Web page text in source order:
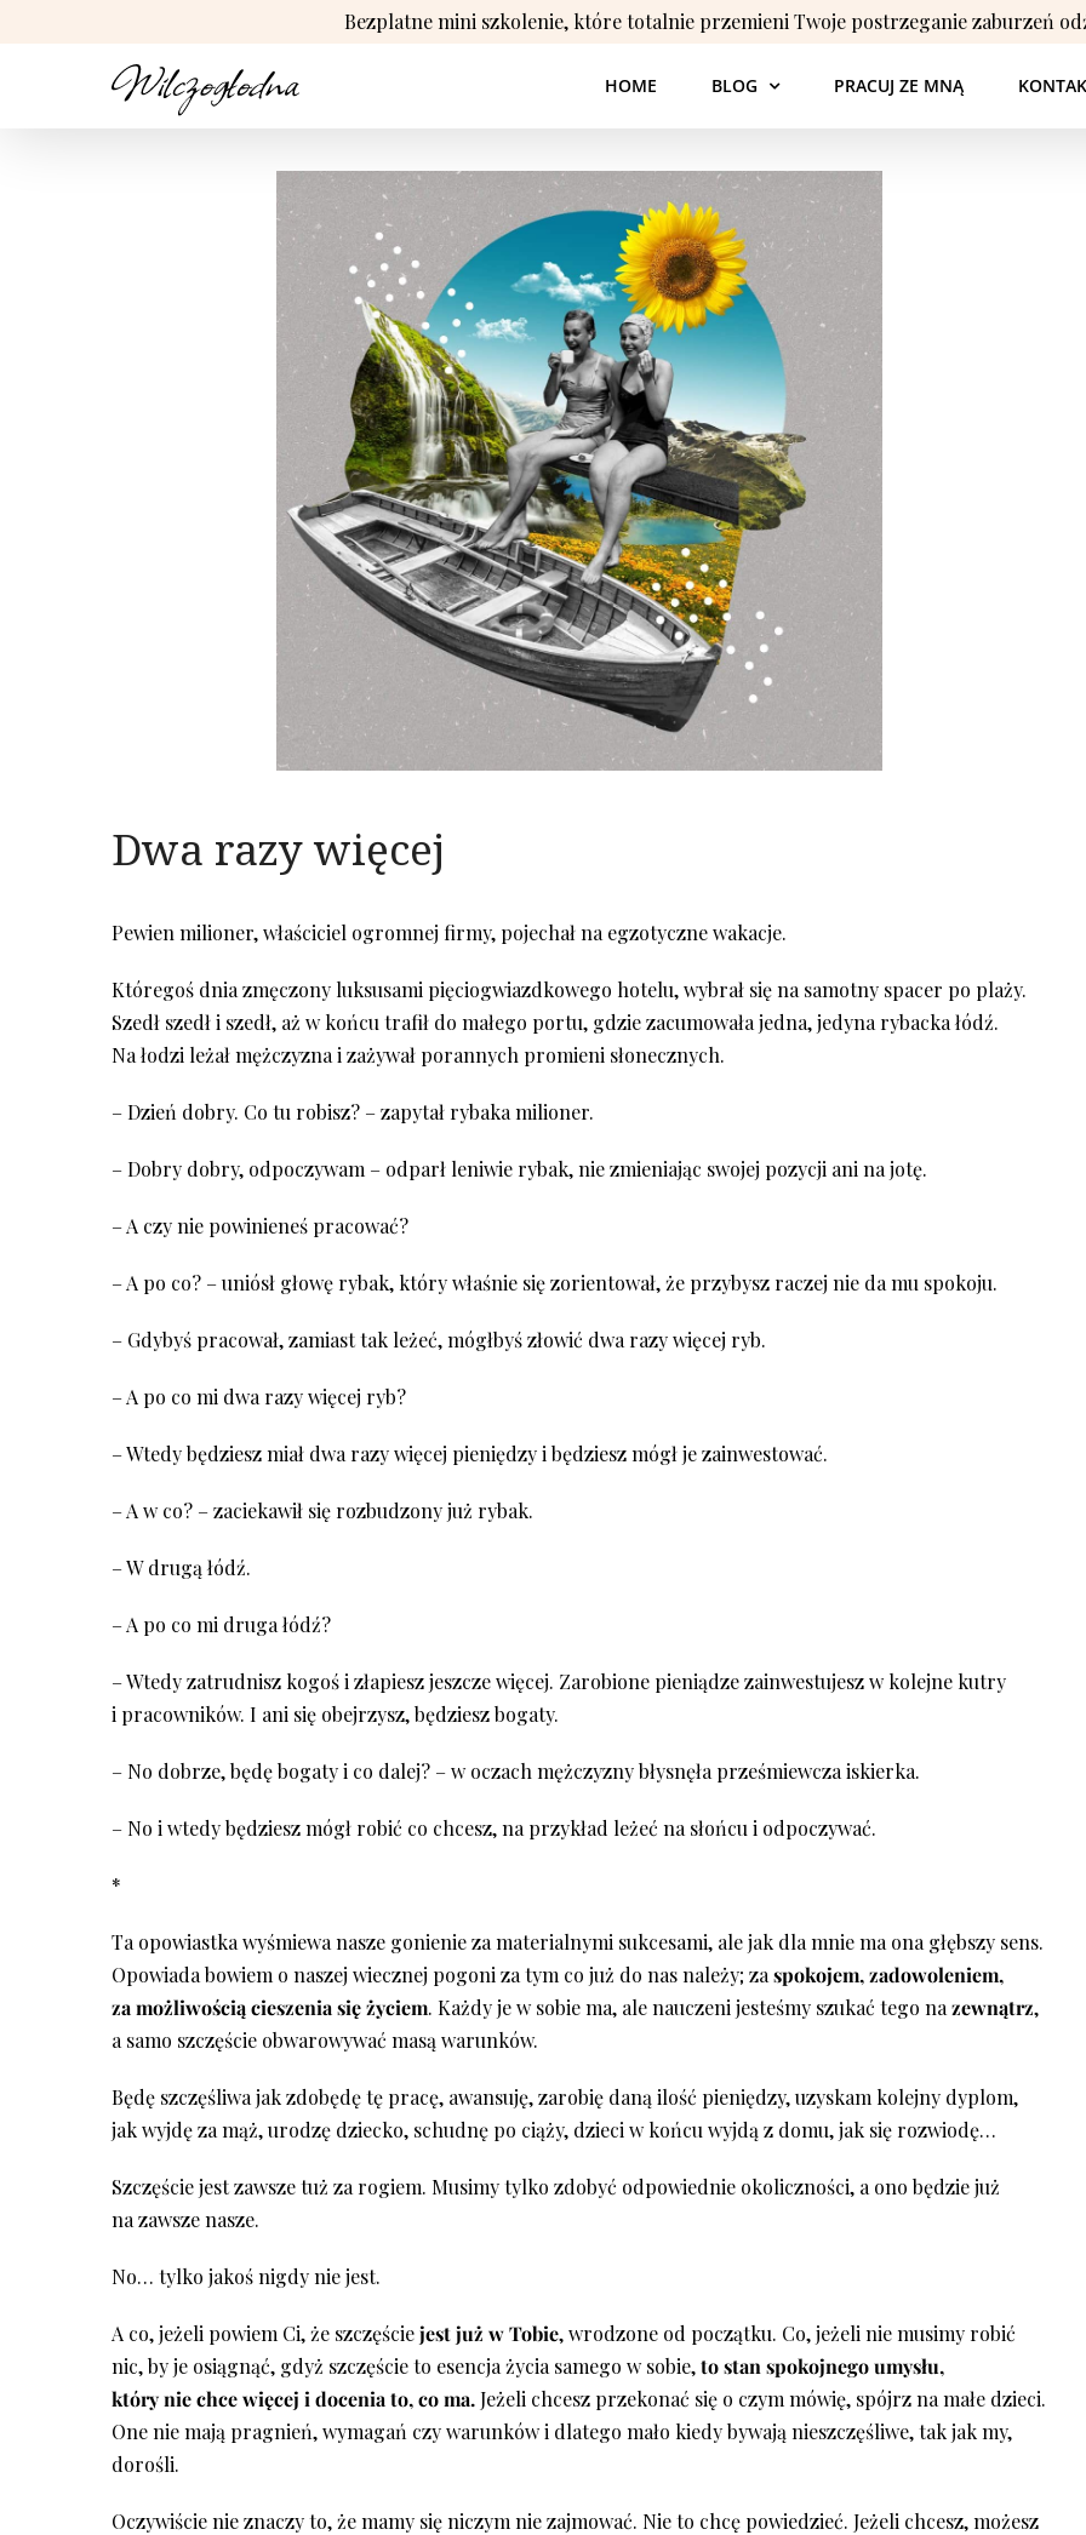
Bezplatne mini szkolenie, które totalnie przemieni Twoje postrzeganie zaburzeń
HOME BLOG PRACUJ ZE MNĄ
Dwa razy więcej
Pewien milioner, właściciel ogromnej firmy, pojechał na egzotyczne wakacje.
Któregoś dnia zmęczony luksusami pięciogwiazdkowego hotelu, wybrał się na samotny spacer po plaży.
Szedł szedł i szedł, aż w końcu trafił do małego portu, gdzie zacumowała jedna, jedyna rybacka łódź.
Na łodzi leżał mężczyzna i zażywał porannych promieni słonecznych.
– Dzień dobry. Co tu robisz? – zapytał rybaka milioner.
– Dobry dobry, odpoczywam – odparł leniwie rybak, nie zmieniając swojej pozycji ani na jotę.
– A czy nie powinieneś pracować?
– A po co? – uniósł głowę rybak, który właśnie się zorientował, że przybysz raczej nie da mu spokoju.
– Gdybyś pracował, zamiast tak leżeć, mógłbyś złowić dwa razy więcej ryb.
– A po co mi dwa razy więcej ryb?
– Wtedy będziesz miał dwa razy więcej pieniędzy i będziesz mógł je zainwestować.
– A w co? – zaciekawił się rozbudzony już rybak.
– W drugą łódź.
– A po co mi druga łódź?
– Wtedy zatrudnisz kogoś i złapiesz jeszcze więcej. Zarobione pieniądze zainwestujesz w kolejne kutry
i pracowników. I ani się obejrzysz, będziesz bogaty.
– No dobrze, będę bogaty i co dalej? – w oczach mężczyzny błysnęła prześmiewcza iskierka.
– No i wtedy będziesz mógł robić co chcesz, na przykład leżeć na słońcu i odpoczywać.
*
Ta opowiastka wyśmiewa nasze gonienie za materialnymi sukcesami, ale jak dla mnie ma ona głębszy sens.
Opowiada bowiem o naszej wiecznej pogoni za tym co już do nas należy; za spokojem, zadowoleniem,
za możliwością cieszenia się życiem. Każdy je w sobie ma, ale nauczeni jesteśmy szukać tego na zewnątrz,
a samo szczęście obwarowywać masą warunków.
Będę szczęśliwa jak zdobędę tę pracę, awansuję, zarobię daną ilość pieniędzy, uzyskam kolejny dyplom,
jak wyjdę za mąż, urodzę dziecko, schudnę po ciąży, dzieci w końcu wyjdą z domu, jak się rozwiodę…
Szczęście jest zawsze tuż za rogiem. Musimy tylko zdobyć odpowiednie okoliczności, a ono będzie już
na zawsze nasze.
No… tylko jakoś nigdy nie jest.
A co, jeżeli powiem Ci, że szczęściejest już w Tobie, wrodzone od początku. Co, jeżeli nie musimy robić
nic, by je osiągnąć, gdyż szczęście to esencja życia samego w sobie,to stan spokojnego umysłu,
który nie chce więcej i docenia to, co ma.Jeżeli chcesz przekonać się o czym mówię, spójrz na małe dzieci.
One nie mają pragnień, wymagań czy warunków i dlatego mało kiedy bywają nieszczęśliwe, tak jak my,
dorośli.
Oczywiście nie znaczy to, że mamy się niczym nie zajmować. Nie to chcę powiedzieć. Jeżeli chcesz, możesz